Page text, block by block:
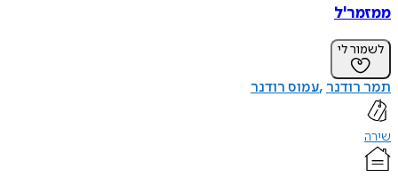
ממזמר'ל
לשמור לי
תמר רודנר עמוס רודנר
שירה